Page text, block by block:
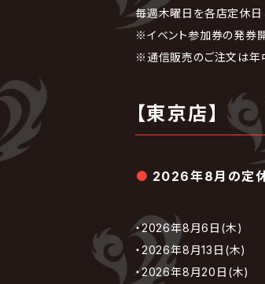
毎週木曜日を各店定休日
※イベント参加券の発券
※通信販売のご注文は年
【東京店】
2026年8月の定
・2026年8月6日(木)
・2026年8月13日(木)
・2026年8月20日(木)